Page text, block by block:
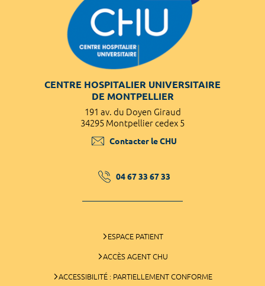
CENTRE HOSPITALIER UNIVERSITAIRE
DE MONTPELLIER
191 av. du Doyen Giraud
34295 Montpellier cedex 5
Contacter le CHU
04 67 33 67 33
ESPACE PATIENT
ACCÈS AGENT CHU
ACCESSIBILITÉ : PARTIELLEMENT CONFORME